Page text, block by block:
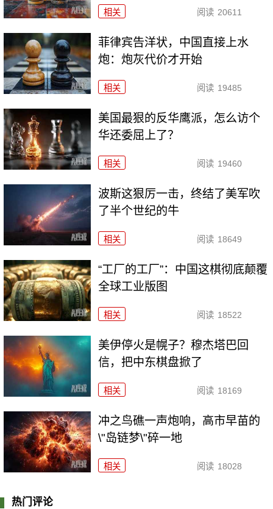
相关 阅读 20611
菲律宾告洋状，中国直接上水
炮：炮灰代价才开始
相关 阅读 19485
美国最狠的反华鹰派，怎么访个
华还委屈上了？
相关 阅读 19460
波斯这狠厉一击，终结了美军吹
了半个世纪的牛
相关 阅读 18649
“工厂的工厂”：中国这棋彻底颠覆
全球工业版图
相关 阅读 18522
美伊停火是幌子？穆杰塔巴回
信，把中东棋盘掀了
相关 阅读 18169
冲之鸟礁一声炮响，高市早苗的
\"岛链梦\"碎一地
相关 阅读 18028
热门评论